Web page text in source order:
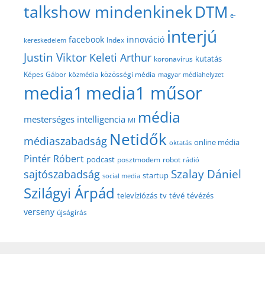
talkshow mindenkinekDTM e-
kereskedelem facebook Index innováció interjú
Justin Viktor Keleti Arthur koronavírus kutatás
Képes Gábor közmédia közösségi média magyar médiahelyzet
media1 media1 műsor
mesterséges intelligencia MI média
médiaszabadság Netidők oktatás online média
Pintér Róbert podcast posztmodem robot rádió
sajtószabadság social media startup Szalay Dániel
Szilágyi Árpád televíziózás tv tévé tévézés
verseny újságírás